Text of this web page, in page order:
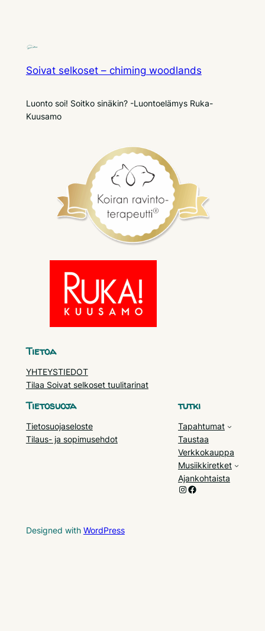
Soivat selkoset – chiming woodlands
Luonto soi! Soitko sinäkin? -Luontoelämys Ruka-
Kuusamo
Tietoa
YHTEYSTIEDOT
Tilaa Soivat selkoset tuulitarinat
Tietosuoja
Tietosuojaseloste
Tilaus- ja sopimusehdot
tutki
Tapahtumat
Taustaa
Verkkokauppa
Musiikkiretket
Ajankohtaista
Instagram Facebook
Designed with WordPress